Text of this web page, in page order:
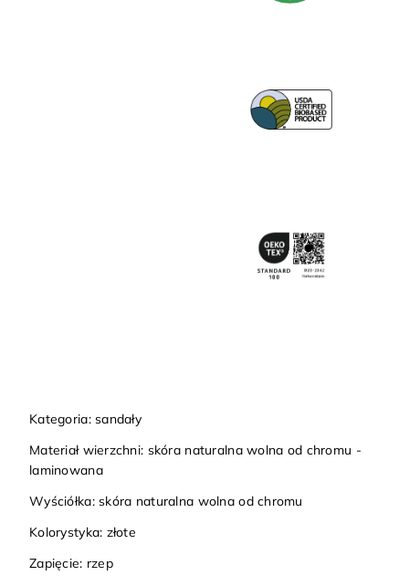
Kategoria: sandały
Materiał wierzchni: skóra naturalna wolna od chromu -
laminowana
Wyściółka: skóra naturalna wolna od chromu
Kolorystyka: złote
Zapięcie: rzep